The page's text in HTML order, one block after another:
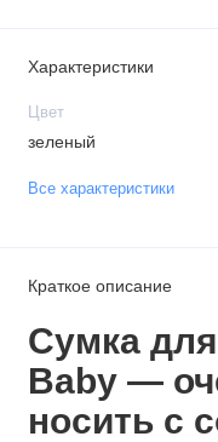
Характеристики
Цвет
зеленый
Все характеристики
Краткое описание
Сумка
Baby —
носить с